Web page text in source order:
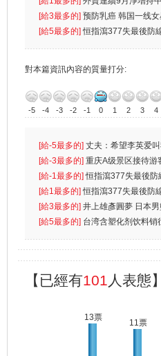
[給3最多的] 预防乳癌 韩国一线
[給5最多的]恒指瀉377失最後防
對本篇資訊內容的質量打分:
-5 -4 -3 -2 -1 0 1 2 3 4
[給-5最多的] 丈夫：希望李英爱
先
[給-3最多的] 重庆A级景区接待游
[給-1最多的]恒指瀉377失最後防
無
[給1最多的]恒指瀉377失最後防
[給3最多的] 井上雄彥圓夢 日本
[給5最多的] 台湾含塑化剂饮料销
【已經有101 人表態】
13票
11票